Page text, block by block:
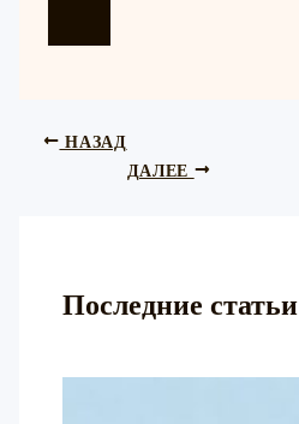
НАЗАД
ДАЛЕЕ
Последние статьи